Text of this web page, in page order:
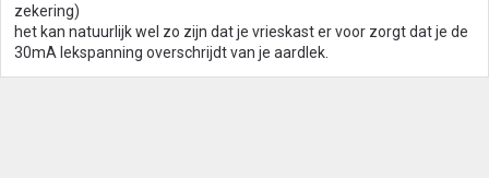
zekering)
het kan natuurlijk wel zo zijn dat je vrieskast er voor zorgt dat je de
30mA lekspanning overschrijdt van je aardlek.